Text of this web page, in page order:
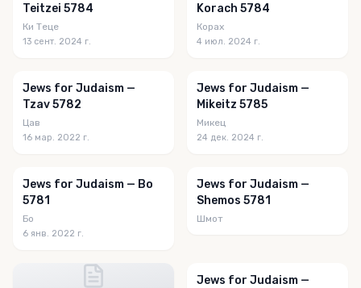
Teitzei 5784
Ки Теце
13 сент. 2024 г.
Korach 5784
Корах
4 июл. 2024 г.
Jews for Judaism —
Tzav 5782
Цав
16 мар. 2022 г.
Jews for Judaism —
Mikeitz 5785
Микец
24 дек. 2024 г.
Jews for Judaism — Bo
5781
Бо
6 янв. 2022 г.
Jews for Judaism —
Shemos 5781
Шмот
Jews for Judaism —